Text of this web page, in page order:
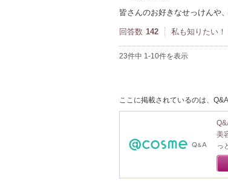
皆さんのお好きなせっけんや
回答数 142 私も知りたい！
23件中 1-10件を表示
ここに掲載されているのは、
美
っ